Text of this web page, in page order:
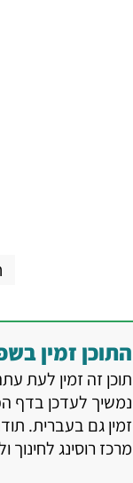
התוכן זמין
תוכן זה זמין לעת
נמשיך לעדכן בדף
זמין גם בעברית.
מרכז רוסינג לחינוך